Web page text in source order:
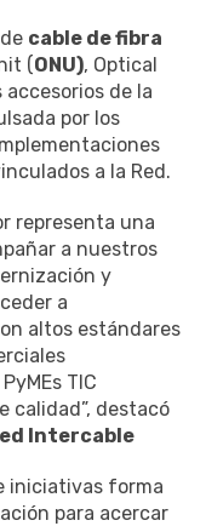
cable de fibra
(ONU), Optical
de la
por los
a la Red.
representa una
a nuestros
y
a
altos estándares
TIC
calidad”, destacó
Intercable
iniciativas forma
para acercar